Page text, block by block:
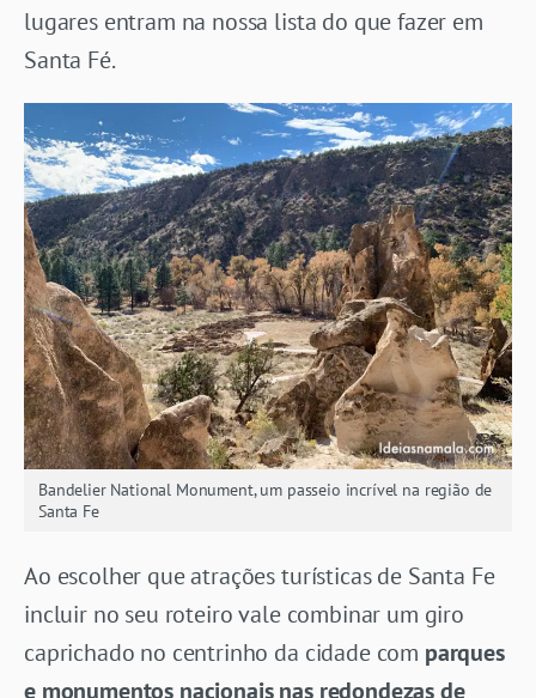
lugares entram na nossa lista do que fazer em
Santa Fé.
Bandelier National Monument, um passeio incrível na região de
Santa Fe
Ao escolher que atrações turísticas de Santa Fe
incluir no seu roteiro vale combinar um giro
caprichado no centrinho da cidade com parques
e monumentos nacionais nas redondezas de